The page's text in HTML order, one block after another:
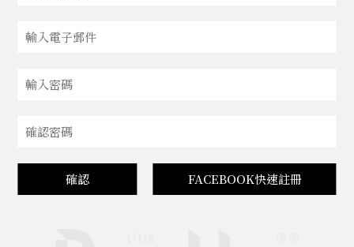
確認 FACEBOOK快速註冊